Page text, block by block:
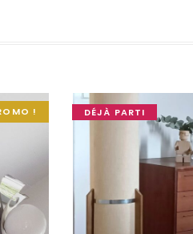
! DÉJÀ PARTI